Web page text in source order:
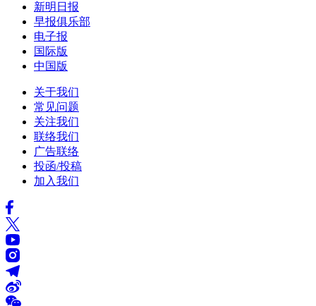
新明日报
早报俱乐部
电子报
国际版
中国版
关于我们
常见问题
关注我们
联络我们
广告联络
投函/投稿
加入我们